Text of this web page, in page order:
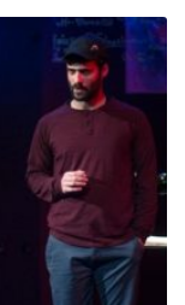
Ασυναρτησίας-
Θέατρο
«ΑΘΗΝά»”